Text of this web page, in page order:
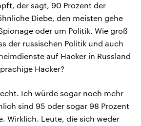
der sagt, 90 Prozent der
Diebe, den meisten gehe
oder um Politik. Wie groß
der russischen Politik und auch
auf Hacker in Russland
Hacker?
Ich würde sogar noch mehr
sind 95 oder sogar 98 Prozent
Wirklich. Leute, die sich weder